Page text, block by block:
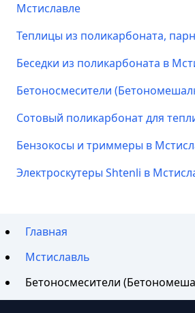
Мстиславле
Теплицы из поликарбоната,
Беседки из поликарбоната в
Бетоносмесители
Сотовый поликарбонат для
Бензокосы и триммеры в
Электроскутеры Shtenli в
Главная
Мстиславль
Бетоносмесители